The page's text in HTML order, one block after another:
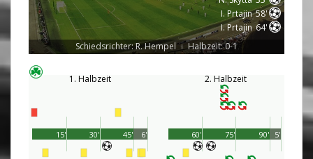
I. Prtajin 58'
I. Prtajin 64'
Schiedsrichter: R. Hempel
| Halbzeit: 0-1
1. Halbzeit
45'
15' 30' 6'
2. Halbzeit
90'
60' 75' 5'